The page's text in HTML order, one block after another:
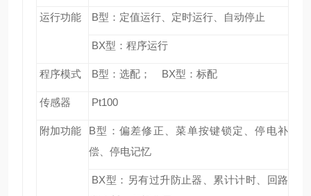
运行功能 B型：定值运行、定时运行、自动停止
BX型：程序运行
程序模式 B型：选配； BX型：标配
传感器 Pt100
附加功能 B型：偏差修正、菜单按键锁定、停电补
偿、停电记忆
BX型：另有过升防止器、累计计时、回路